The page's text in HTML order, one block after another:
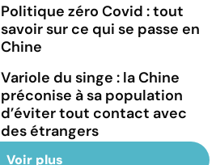
Politique zéro Covid : tout
savoir sur ce qui se passe en
Chine
Variole du singe : la Chine
préconise à sa population
d’éviter tout contact avec
des étrangers
Voir plus